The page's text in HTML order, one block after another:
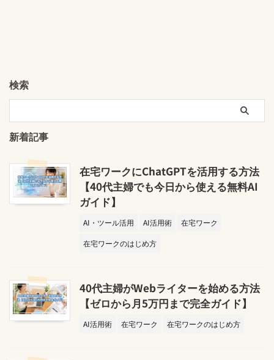
検索
新着記事
在宅ワークにChatGPTを活用する方法
【40代主婦でも今日から使える無料AI
ガイド】
AI・ツール活用 AI活用術
在宅ワーク
在宅ワークのはじめ方
40代主婦がWebライターを始める方法
【ゼロから月5万円まで完全ガイド】
AI活用術 在宅ワーク 在宅ワークのはじめ方